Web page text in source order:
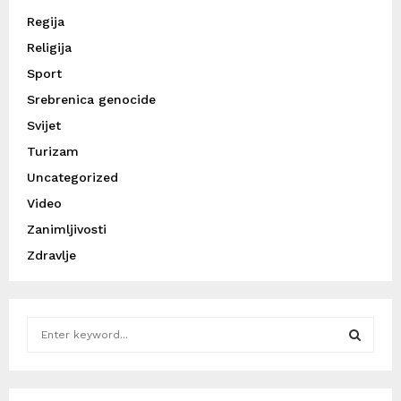
Regija
Religija
Sport
Srebrenica genocide
Svijet
Turizam
Uncategorized
Video
Zanimljivosti
Zdravlje